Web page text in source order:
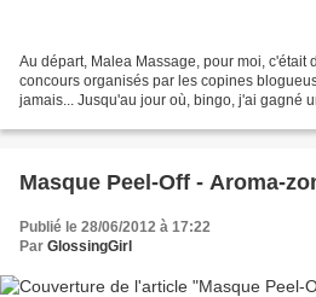
Au départ, Malea Massage, pour moi, c'était
concours organisés par les copines
jamais... Jusqu'au jour où, bingo, j'ai gagné
Masque Peel-Off - Aroma-
Publié le 28/06/2012 à 17:22
Par GlossingGirl